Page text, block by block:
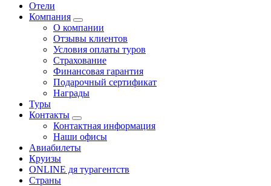
Отели
Компания
О компании
Отзывы клиентов
Условия оплаты туров
Страхование
Финансовая гарантия
Подарочный сертификат
Награды
Туры
Контакты
Контактная информация
Наши офисы
Авиабилеты
Круизы
ONLINE дя турагентств
Страны